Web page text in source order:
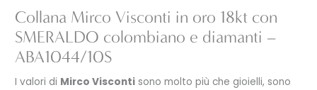
Collana Mirco Visconti in oro 18kt con
SMERALDO colombiano e diamanti –
ABA1044/10S
I valori di Mirco Visconti sono molto più che gioielli, sono